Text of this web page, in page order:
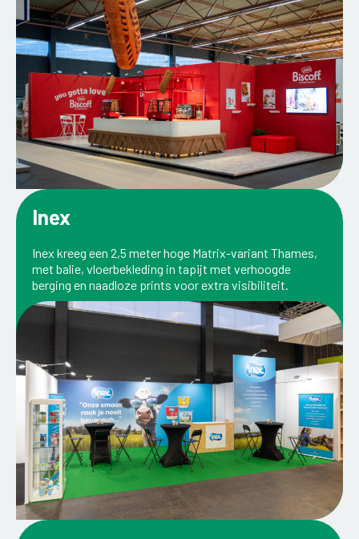
Inex
Inex kreeg een 2,5 meter hoge Matrix-variant Thames,
met balie, vloerbekleding in tapijt met verhoogde
berging en naadloze prints voor extra visibiliteit.